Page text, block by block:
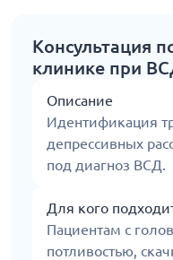
Консультация
клинике при
Описание
Идентификация
депрессивных
под диагноз ВСД.
Для кого
Пациентам с
потливостью,